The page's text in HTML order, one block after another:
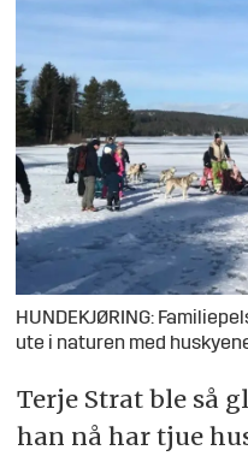
HUNDEKJØRING:
ute i naturen med
Terje Strat ble så
han nå har tjue